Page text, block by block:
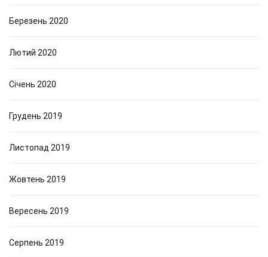
Березень 2020
Лютий 2020
Січень 2020
Грудень 2019
Листопад 2019
Жовтень 2019
Вересень 2019
Серпень 2019